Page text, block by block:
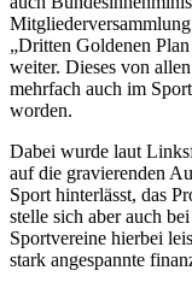
„Dritten Goldenen
weiter. Dieses von
mehrfach auch im
worden.
Dabei wurde laut
auf die gravierenden
Sport hinterlässt, das
stelle sich aber auch
Sportvereine hierbei
stark angespannte